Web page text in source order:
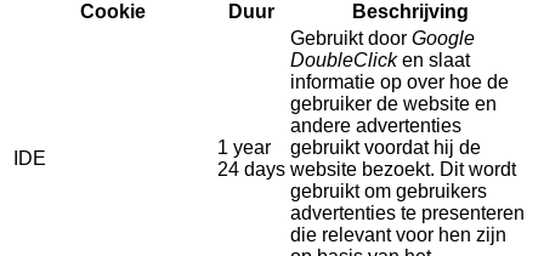
Cookie
Duur Beschrijving
IDE
1 year
24 days
Gebruikt door Google
DoubleClicken slaat
informatie op over hoe de
gebruiker de website en
andere advertenties
gebruikt voordat hij de
website bezoekt. Dit wordt
gebruikt om gebruikers
advertenties te presenteren
die relevant voor hen zijn